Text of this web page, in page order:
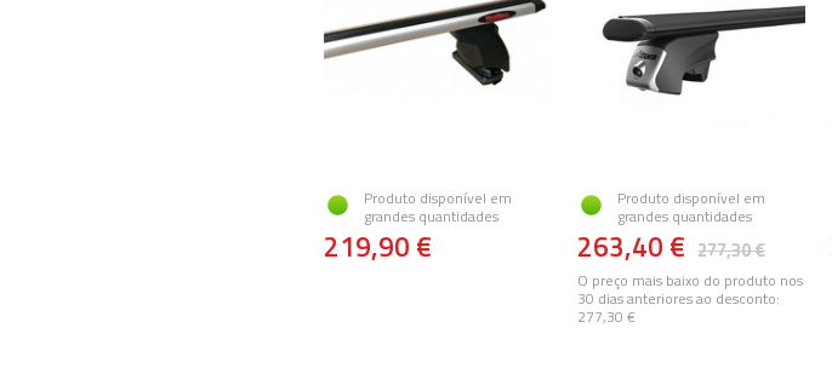
Produto disponível em
grandes quantidades
219,90 €
Produto disponível em
grandes quantidades
277,30 €
263,40 €
O preço mais baixo do produto nos
30 dias anteriores ao desconto:
277,30 €